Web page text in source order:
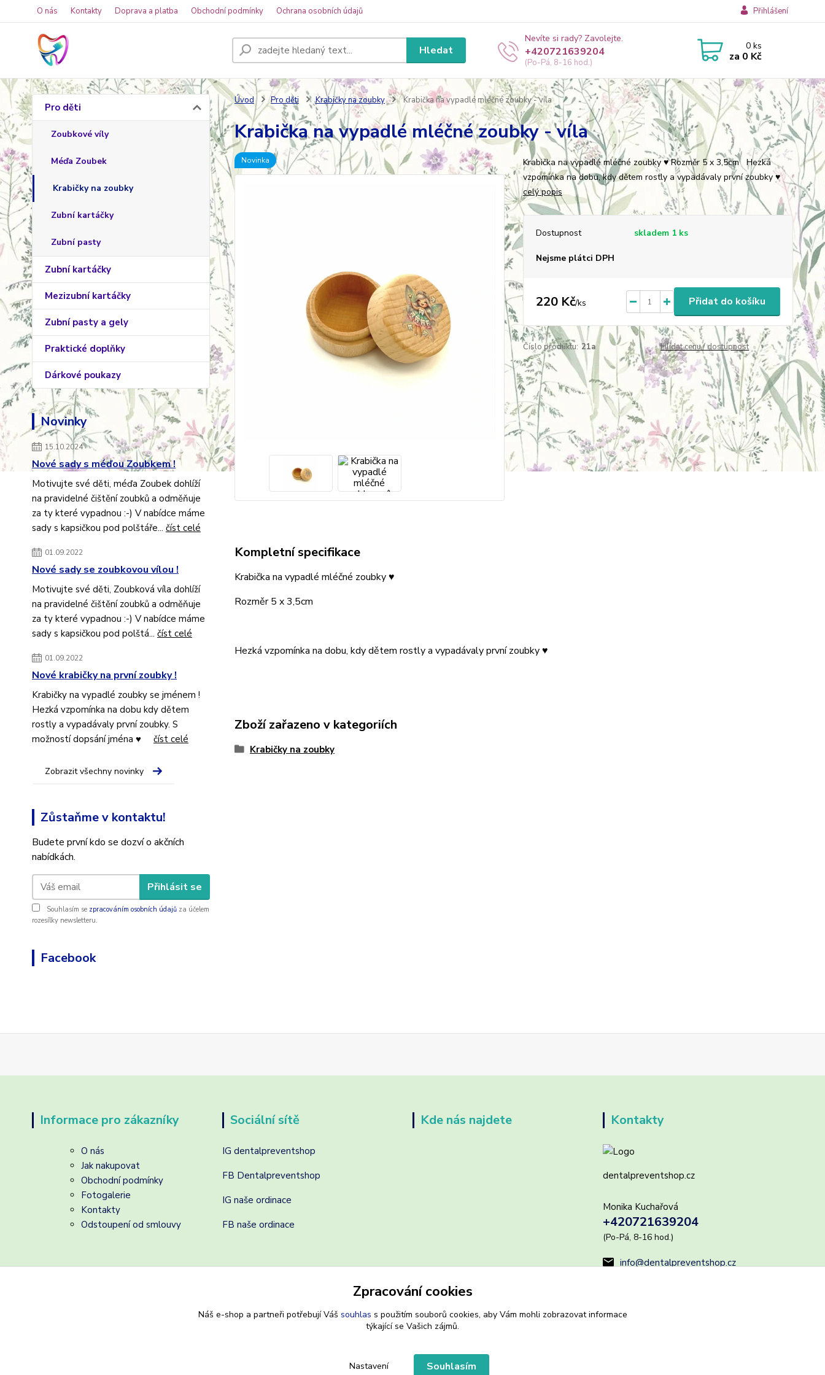
O nás Kontakty Doprava a platba Obchodní podmínky Ochrana osobních údajů Přihlášení
Hledat
Nevíte si rady? Zavolejte.
+420721639204
(Po-Pá, 8-16 hod.)
0ks
za 0 Kč
Pro děti
Zoubkové víly
Méďa Zoubek
Krabičky na zoubky
Zubní kartáčky
Zubní pasty
Zubní kartáčky
Mezizubní kartáčky
Zubní pasty a gely
Praktické doplňky
Dárkové poukazy
Novinky
15.10.2024
Nové sady s méďou Zoubkem !
Motivujte své děti, méďa Zoubek dohlíží
na pravidelné čištění zoubků a odměňuje
za ty které vypadnou :-) V nabídce máme
sady s kapsičkou pod polštáře... číst celé
01.09.2022
Nové sady se zoubkovou vílou !
Motivujte své děti, Zoubková víla dohlíží
na pravidelné čištění zoubků a odměňuje
za ty které vypadnou :-) V nabídce máme
sady s kapsičkou pod polštá... číst celé
01.09.2022
Nové krabičky na první zoubky !
Krabičky na vypadlé zoubky se jménem !
Hezká vzpomínka na dobu kdy dětem
rostly a vypadávaly první zoubky. S
možností dopsání jména ♥ číst celé
Zobrazit všechny novinky
Zůstaňme v kontaktu!
Budete první kdo se dozví o akčních
nabídkách.
Přihlásit se
Souhlasím se zpracováním osobních údajů za účelem
rozesílky newsletteru.
Facebook
Úvod Pro děti Krabičky na zoubky Krabička na vypadlé mléčné zoubky - víla
Krabička na vypadlé mléčné zoubky - víla
Novinka
Krabička na vypadlé mléčné zoubky ♥ Rozměr 5 x 3,5cm Hezká
vzpomínka na dobu, kdy dětem rostly a vypadávaly první zoubky ♥
celý popis
Dostupnost skladem 1 ks
Nejsme plátci DPH
220 Kč/ks Přidat do košíku
Číslo produktu: 21a Hlídat cenu / dostupnost
Kompletní specifikace
Krabička na vypadlé mléčné zoubky ♥
Rozměr 5 x 3,5cm
Hezká vzpomínka na dobu, kdy dětem rostly a vypadávaly první zoubky ♥
Zboží zařazeno v kategoriích
Krabičky na zoubky
Informace pro zákazníky
O nás
Jak nakupovat
Obchodní podmínky
Fotogalerie
Kontakty
Odstoupení od smlouvy
Sociální sítě
IG dentalpreventshop
FB Dentalpreventshop
IG naše ordinace
FB naše ordinace
Kde nás najdete Kontakty
dentalpreventshop.cz
Monika Kuchařová
+420721639204
(Po-Pá, 8-16 hod.)
info@dentalpreventshop.cz
Zpracování cookies
Náš e-shop a partneři potřebují Váš souhlas s použitím souborů cookies, aby Vám mohli zobrazovat informace
týkající se Vašich zájmů.
Nastavení Souhlasím